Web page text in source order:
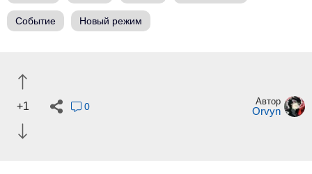
Событие Новый режим
+1 0 Автор
Orvyn